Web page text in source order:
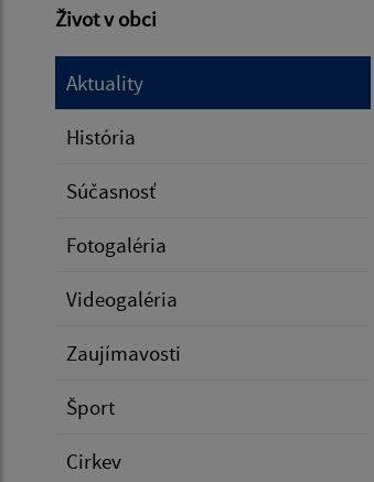
Život v obci
Aktuality
História
Súčasnosť
Fotogaléria
Videogaléria
Zaujímavosti
Šport
Cirkev